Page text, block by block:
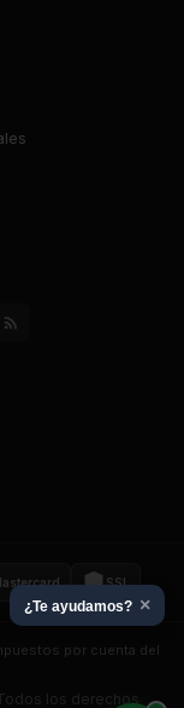
SSL
por cuenta del
los derechos
¿Te ayudamos? ×